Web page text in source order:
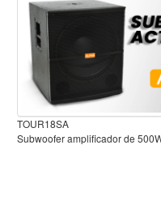
TOUR18SA
Subwoofer amplificador de